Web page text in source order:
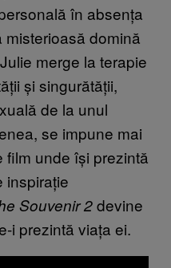
în absența
domină
merge la terapie
și singurătății,
de la unul
se impune mai
unde își prezintă
inspirație
Souvenir 2devine
i prezintă viața ei.